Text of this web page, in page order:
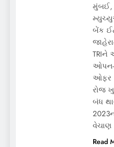
મુંબઈ,
બેંક
TRIને
ઓપન-
ઓફર
રોજ
બંધ
વેચાણ
Read